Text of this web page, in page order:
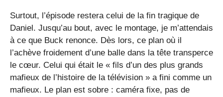
Surtout, l’épisode restera celui de la fin tragique de
Daniel. Jusqu’au bout, avec le montage, je m’attendais
à ce que Buck renonce. Dès lors, ce plan où il
l’achève froidement d’une balle dans la tête transperce
le cœur. Celui qui était le « fils d’un des plus grands
mafieux de l’histoire de la télévision » a fini comme un
mafieux. Le plan est sobre : caméra fixe, pas de